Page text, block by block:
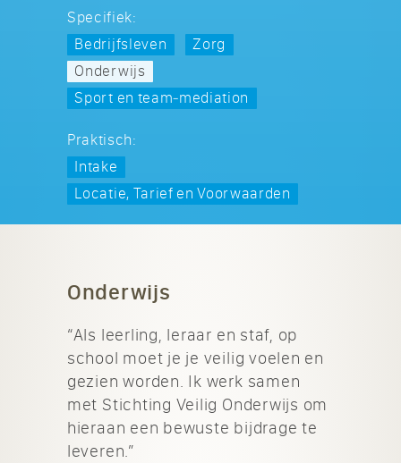
Specifiek:
Bedrijfsleven
Zorg
Onderwijs
Sport en team‑mediation
Praktisch:
Intake
Locatie, Tarief en Voorwaarden
Onderwijs
“Als leerling, leraar en staf, op
school moet je je veilig voelen en
gezien worden. Ik werk samen
met Stichting Veilig Onderwijs om
hieraan een bewuste bijdrage te
leveren.”